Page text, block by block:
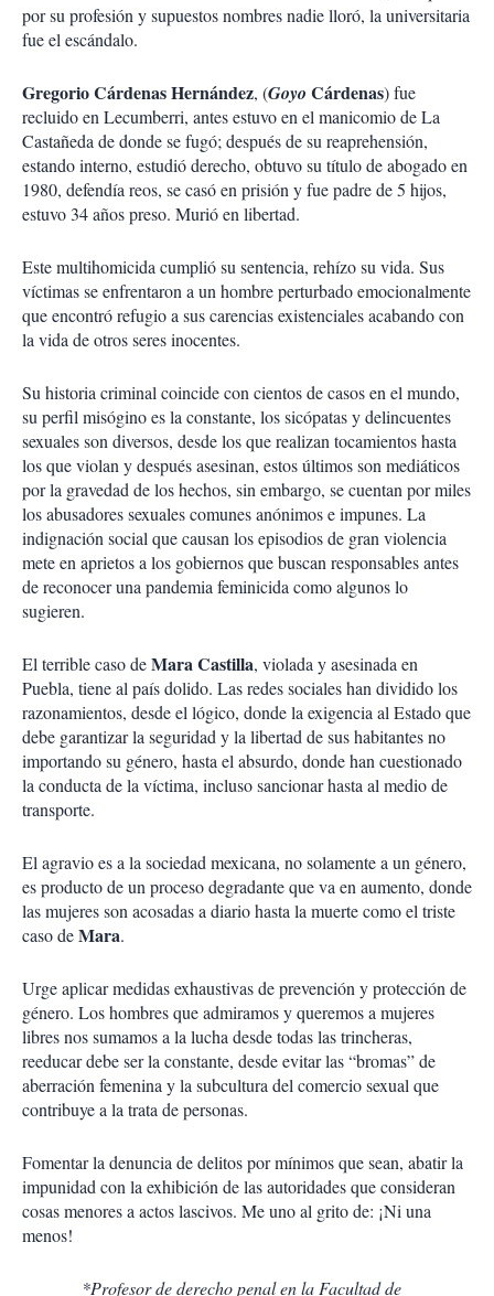
por su profesión y supuestos nombres nadie lloró, la universitaria
fue el escándalo.
Gregorio Cárdenas Hernández, (Goyo Cárdenas) fue
recluido en Lecumberri, antes estuvo en el manicomio de La
Castañeda de donde se fugó; después de su reaprehensión,
estando interno, estudió derecho, obtuvo su título de abogado en
1980, defendía reos, se casó en prisión y fue padre de 5 hijos,
estuvo 34 años preso. Murió en libertad.
Este multihomicida cumplió su sentencia, rehízo su vida. Sus
víctimas se enfrentaron a un hombre perturbado emocionalmente
que encontró refugio a sus carencias existenciales acabando con
la vida de otros seres inocentes.
Su historia criminal coincide con cientos de casos en el mundo,
su perfil misógino es la constante, los sicópatas y delincuentes
sexuales son diversos, desde los que realizan tocamientos hasta
los que violan y después asesinan, estos últimos son mediáticos
por la gravedad de los hechos, sin embargo, se cuentan por miles
los abusadores sexuales comunes anónimos e impunes. La
indignación social que causan los episodios de gran violencia
mete en aprietos a los gobiernos que buscan responsables antes
de reconocer una pandemia feminicida como algunos lo
sugieren.
El terrible caso deMara Castilla, violada y asesinada en
Puebla, tiene al país dolido. Las redes sociales han dividido los
razonamientos, desde el lógico, donde la exigencia al Estado que
debe garantizar la seguridad y la libertad de sus habitantes no
importando su género, hasta el absurdo, donde han cuestionado
la conducta de la víctima, incluso sancionar hasta al medio de
transporte.
El agravio es a la sociedad mexicana, no solamente a un género,
es producto de un proceso degradante que va en aumento, donde
las mujeres son acosadas a diario hasta la muerte como el triste
caso deMara.
Urge aplicar medidas exhaustivas de prevención y protección de
género. Los hombres que admiramos y queremos a mujeres
libres nos sumamos a la lucha desde todas las trincheras,
reeducar debe ser la constante, desde evitar las “bromas” de
aberración femenina y la subcultura del comercio sexual que
contribuye a la trata de personas.
Fomentar la denuncia de delitos por mínimos que sean, abatir la
impunidad con la exhibición de las autoridades que consideran
cosas menores a actos lascivos. Me uno al grito de: ¡Ni una
menos!
*Profesor de derecho penal en la Facultad de